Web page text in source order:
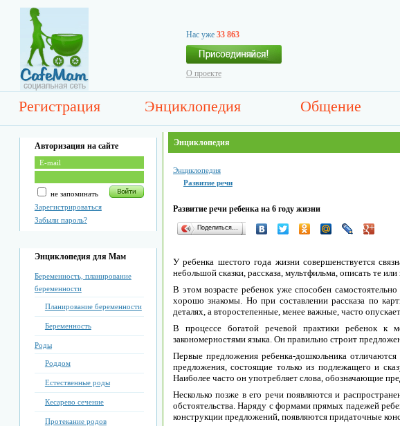
Нас уже 33 863
О проекте
Регистрация Энциклопедия Общение
Авторизация на сайте
не запоминать
Зарегистрироваться
Забыли пароль?
Энциклопедия для Мам
Беременность, планирование
беременности
Планирование беременности
Беременность
Роды
Роддом
Естественные роды
Кесарево сечение
Протекание родов
Энциклопедия
Энциклопедия
Развитие речи
Развитие речи ребенка на 6 году жизни
Поделиться…
У ребенка шестого года жизни совершенствуется
небольшой сказки, рассказа, мультфильма, описать те
В этом возрасте ребенок уже способен
хорошо знакомы. Но при составлении рассказа по
деталях, а второстепенные, менее важные, часто
В процессе богатой речевой практики ребенок к
закономерностями языка. Он правильно строит
Первые предложения ребенка-дошкольника
предложения, состоящие только из подлежащего и
Наиболее часто он употребляет слова, обозначающие
Несколько позже в его речи появляются и
обстоятельства. Наряду с формами прямых падежей
конструкции предложений, появляются придаточные